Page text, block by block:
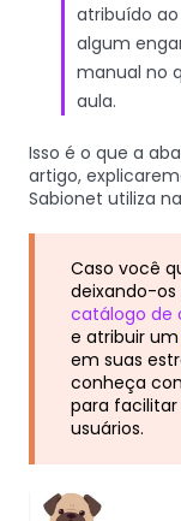
atribuído
algum
manual no
aula.
Isso é o que a
artigo,
Sabionet utiliza
Caso você
deixando-os
catálogo de
e atribuir um
em suas
conheça
para facilitar
usuários.